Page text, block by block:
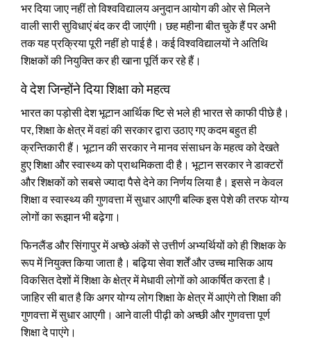
भर दिया जाए नहीं तो विश्वविद्यालय अनुदान आयोग की ओर से मिलने
वाली सारी सुविधाएं बंद कर दी जाएंगी। छह महीना बीत चुके हैं पर अभी
तक यह प्रक्रिया पूरी नहीं हो पाई है। कई विश्वविद्यालयों ने अतिथि
शिक्षकों की नियुक्ति कर ही खाना पूर्ति कर रहे हैं।
वे देश जिन्होंने दिया शिक्षा को महत्व
भारत का पड़ोसी देश भूटान आर्थिक ष्टि से भले ही भारत से काफी पीछे है।
पर, शिक्षा के क्षेत्र में वहां की सरकार द्वारा उठाए गए कदम बहुत ही
क्रन्तिकारी हैं। भूटान की सरकार ने मानव संसाधन के महत्व को देखते
हुए शिक्षा और स्वास्थ्य को प्राथमिकता दी है। भूटान सरकार ने डाक्टरों
और शिक्षकों को सबसे ज्यादा पैसे देने का निर्णय लिया है। इससे न केवल
शिक्षा व स्वास्थ्य की गुणवत्ता में सुधार आएगी बल्कि इस पेशे की तरफ योग्य
लोगों का रूझान भी बढ़ेगा।
फिनलैंड और सिंगापुर में अच्छे अंकों से उत्तीर्ण अभ्यर्थियों को ही शिक्षक के
रूप में नियुक्त किया जाता है। बढ़िया सेवा शर्तें और उच्च मासिक आय
विकसित देशों में शिक्षा के क्षेत्र में मेधावी लोगों को आकर्षित करता है।
जाहिर सी बात है कि अगर योग्य लोग शिक्षा के क्षेत्र में आएंगे तो शिक्षा की
गुणवत्ता में सुधार आएगी। आने वाली पीढ़ी को अच्छी और गुणवत्ता पूर्ण
शिक्षा दे पाएंगे।